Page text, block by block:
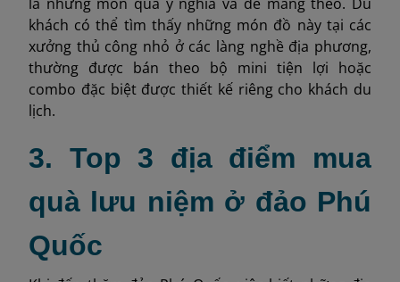
khách có thể tìm thấy những món đồ này tại các
xưởng thủ công nhỏ ở các làng nghề địa phương,
thường được bán theo bộ mini tiện lợi hoặc
combo đặc biệt được thiết kế riêng cho khách du
lịch.
3. Top 3 địa điểm mua
quà lưu niệm ở đảo Phú
Quốc